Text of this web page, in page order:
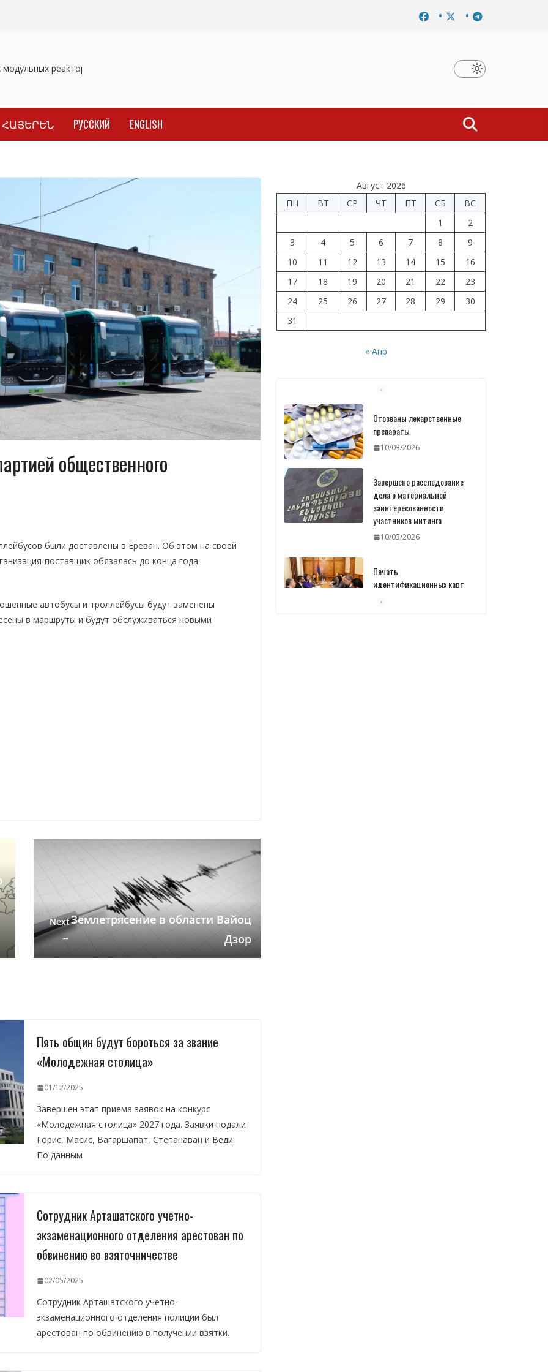
реакторов Завершено расследование дела о материальной
ՀԱՅԵՐԵՆ РУССКИЙ ENGLISH
общественного
были доставлены в Ереван. Об этом на своей
поставщик обязалась до конца года
автобусы и троллейбусы будут заменены
в маршруты и будут обслуживаться новыми
Next
→
Землетрясение в области Вайоц
Дзор
Пять общин будут бороться за звание
«Молодежная столица»
01/12/2025
Завершен этап приема заявок на конкурс
«Молодежная столица» 2027 года. Заявки подали
Горис, Масис, Вагаршапат, Степанаван и Веди.
По данным
Сотрудник Арташатского учетно-
экзаменационного отделения арестован по
обвинению во взяточничестве
02/05/2025
Сотрудник Арташатского учетно-
экзаменационного отделения полиции был
арестован по обвинению в получении взятки.
Август 2026
ПН
ВТ СР ЧТ ПТ СБ
ВС
1
2
3
4 5 6 7 8
9
10
11 12 13 14 15
16
17
18 19 20 21 22
23
24
25 26 27 28 29
30
31
« Апр
Отозваны лекарственные
препараты
10/03/2026
Завершено расследование
дела о материальной
заинтересованности
участников митинга
10/03/2026
Печать
идентификационных карт